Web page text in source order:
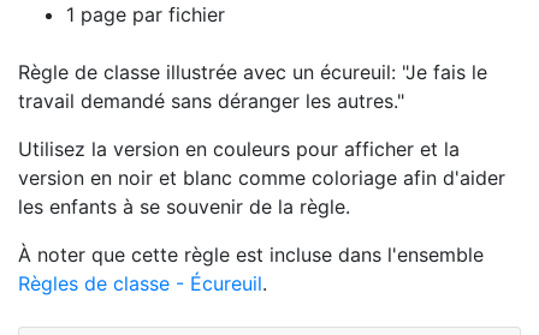
1 page par fichier
Règle de classe illustrée avec un écureuil: "Je fais le
travail demandé sans déranger les autres."
Utilisez la version en couleurs pour afficher et la
version en noir et blanc comme coloriage afin d'aider
les enfants à se souvenir de la règle.
À noter que cette règle est incluse dans l'ensemble
Règles de classe - Écureuil.